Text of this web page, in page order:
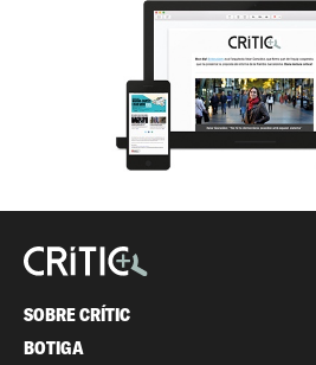
SOBRE CRÍTIC
BOTIGA